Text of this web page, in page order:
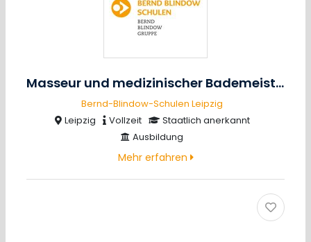
Masseur und medizinischer Bademeister
Bernd-Blindow-Schulen Leipzig
Leipzig
Vollzeit
Staatlich anerkannt
Ausbildung
Mehr erfahren